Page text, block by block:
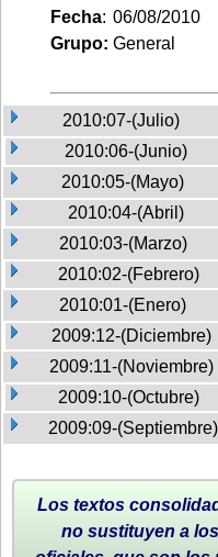
Fecha: 06/08/2010
Grupo: General
2010:07-(Julio)
2010:06-(Junio)
2010:05-(Mayo)
2010:04-(Abril)
2010:03-(Marzo)
2010:02-(Febrero)
2010:01-(Enero)
2009:12-(Diciembre)
2009:11-(Noviembre)
2009:10-(Octubre)
2009:09-(Septiembre)
Los textos
no sustituyen a